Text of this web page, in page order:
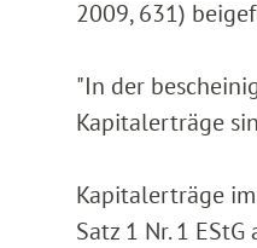
2009, 631)
"In der
Kapitalerträge
Kapitalerträge im
Satz 1 Nr. 1